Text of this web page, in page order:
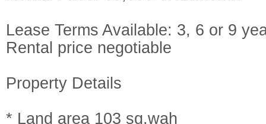
Lease Terms Available: 3, 6 or 9
Rental price negotiable
Property Details
* Land area 103 sq.wah